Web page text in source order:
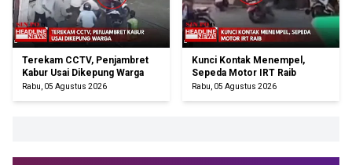
Terekam CCTV, Penjambret
Kabur Usai Dikepung Warga
Rabu, 05 Agustus 2026
Kunci Kontak Menempel,
Sepeda Motor IRT Raib
Rabu, 05 Agustus 2026